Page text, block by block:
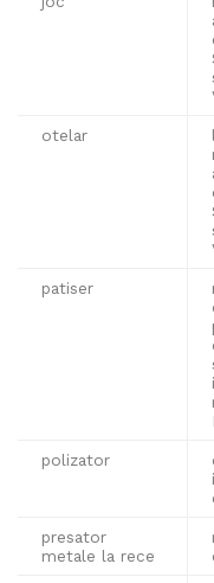
otelar
patiser
polizator
presator
metale la rece